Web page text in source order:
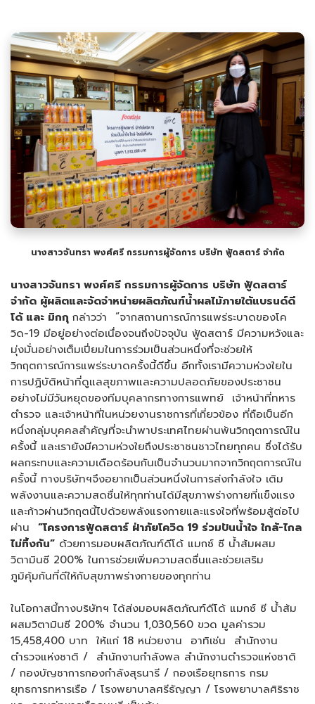
นางสาวจันทรา พงศ์ศรี กรรมการผู้จัดการ บริษัท ฟู้ดสตาร์ จำกัด
นางสาวจันทรา พงศ์ศรี กรรมการผู้จัดการ บริษัท ฟู้ดสตาร์
จำกัด ผู้ผลิตและจัดจำหน่ายผลิตภัณฑ์น้ำผลไม้ภายใต้แบรนด์ดี
โด้ และ มิกกุ กล่าวว่า “จากสถานการณ์การแพร่ระบาดของโค
วิด-19 มีอยู่อย่างต่อเนื่องจนถึงปัจจุบัน ฟู้ดสตาร์ มีความหวังและ
มุ่งมั่นอย่างเต็มเปี่ยมในการร่วมเป็นส่วนหนึ่งที่จะช่วยให้
วิกฤตการณ์การแพร่ระบาดครั้งนี้ดีขึ้น อีกทั้งเรามีความห่วงใยใน
การปฏิบัติหน้าที่ดูแลสุขภาพและความปลอดภัยของประชาชน
อย่างไม่มีวันหยุดของทีมบุคลากรทางการแพทย์ เจ้าหน้าที่ทหาร
ตำรวจ และเจ้าหน้าที่ในหน่วยงานราชการที่เกี่ยวข้อง ที่ถือเป็นอีก
หนึ่งกลุ่มบุคคลสำคัญที่จะนำพาประเทศไทยผ่านพ้นวิกฤตการณ์ใน
ครั้งนี้ และเรายังมีความห่วงใยถึงประชาชนชาวไทยทุกคน ซึ่งได้รับ
ผลกระทบและความเดือดร้อนกันเป็นจำนวนมากจากวิกฤตการณ์ใน
ครั้งนี้ ทางบริษัทฯจึงอยากเป็นส่วนหนึ่งในการส่งกำลังใจ เติม
พลังงานและความสดชื่นให้ทุกท่านได้มีสุขภาพร่างกายที่แข็งแรง
และก้าวผ่านวิกฤตนี้ไปด้วยพลังแรงกายและแรงใจที่พร้อมสู้ต่อไป
ผ่าน “โครงการฟู้ดสตาร์ ฝ่าภัยโควิด 19 ร่วมปันน้ำใจ ใกล้-ไกล
ไม่ทิ้งกัน” ด้วยการมอบผลิตภัณฑ์ดีโด้ แมกซ์ ซี น้ำส้มผสม
วิตามินซี 200% ในการช่วยเพิ่มความสดชื่นและช่วยเสริม
ภูมิคุ้มกันที่ดีให้กับสุขภาพร่างกายของทุกท่าน
ในโอกาสนี้ทางบริษัทฯ ได้ส่งมอบผลิตภัณฑ์ดีโด้ แมกซ์ ซี น้ำส้ม
ผสมวิตามินซี 200% จำนวน 1,030,560 ขวด มูลค่ารวม
15,458,400 บาท ให้แก่ 18 หน่วยงาน อาทิเช่น สำนักงาน
ตำรวจแห่งชาติ / สำนักงานกำลังพล สำนักงานตำรวจแห่งชาติ
/ กองบัญชาการกองกำลังสุรนารี / กองเรือยุทธการ กรม
ยุทธการทหารเรือ / โรงพยาบาลศรีธัญญา / โรงพยาบาลศิริราช